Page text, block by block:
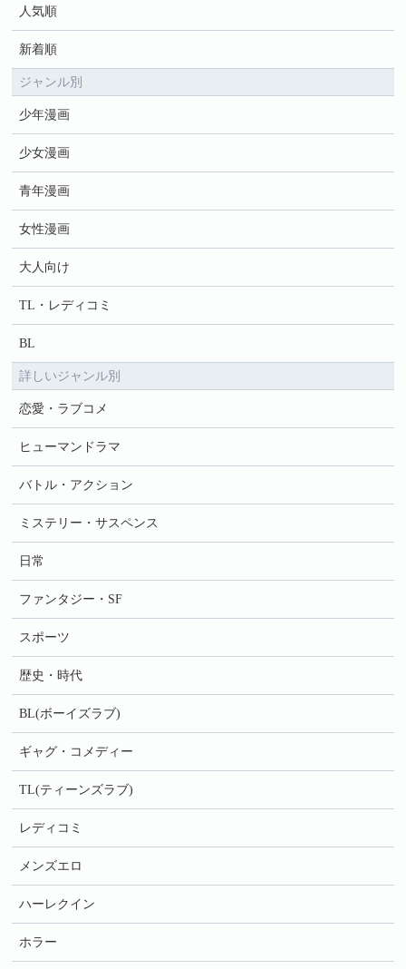
人気順
新着順
ジャンル別
少年漫画
少女漫画
青年漫画
女性漫画
大人向け
TL・レディコミ
BL
詳しいジャンル別
恋愛・ラブコメ
ヒューマンドラマ
バトル・アクション
ミステリー・サスペンス
日常
ファンタジー・SF
スポーツ
歴史・時代
BL(ボーイズラブ)
ギャグ・コメディー
TL(ティーンズラブ)
レディコミ
メンズエロ
ハーレクイン
ホラー